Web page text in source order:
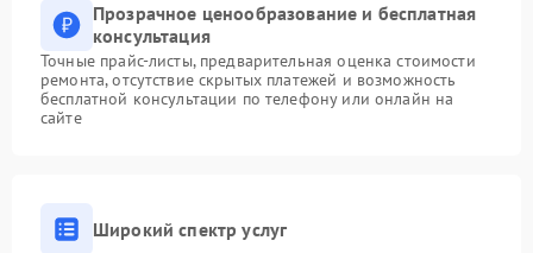
Прозрачное ценообразование и бесплатная
консультация
Точные прайс-листы, предварительная оценка стоимости
ремонта, отсутствие скрытых платежей и возможность
бесплатной консультации по телефону или онлайн на
сайте
Широкий спектр услуг